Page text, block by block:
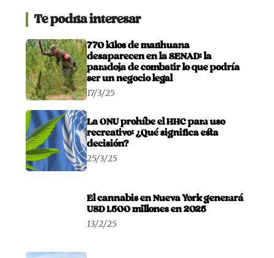
Te podria interesar
770 kilos de marihuana
desaparecen en la SENAD: la
paradoja de combatir lo que podría
ser un negocio legal
17/3/25
La ONU prohíbe el HHC para uso
recreativo: ¿Qué significa esta
decisión?
25/3/25
El cannabis en Nueva York generará
USD 1.500 millones en 2025
13/2/25